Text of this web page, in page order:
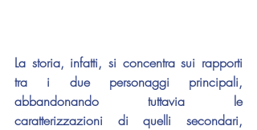
La storia, infatti, si concentra sui rapporti
tra i due personaggi principali,
abbandonando tuttavia le
caratterizzazioni di quelli secondari,